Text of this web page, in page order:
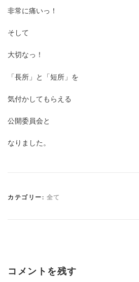
非常に痛いっ！
そして
大切なっ！
「長所」と「短所」を
気付かしてもらえる
公開委員会と
なりました。
カテゴリー: 全て
コメントを残す